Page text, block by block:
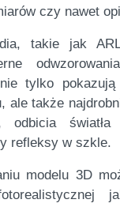
czy nawet
takie jak
tylko
ale także
odbicia światła
refleksy w szkle.
modelu 3D